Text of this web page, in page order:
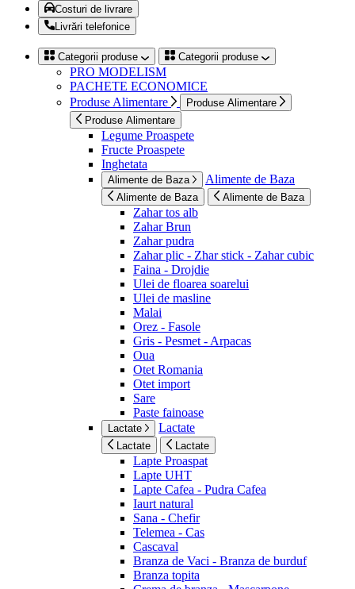
Costuri de livrare
Livrări telefonice
Categorii produse Categorii produse
PRO MODELISM
PACHETE ECONOMICE
Produse Alimentare
Produse Alimentare
Produse Alimentare
Legume Proaspete
Fructe Proaspete
Inghetata
Alimente de Baza Alimente de Baza
Alimente de Baza Alimente de Baza
Zahar tos alb
Zahar Brun
Zahar pudra
Zahar plic - Zhar stick - Zahar cubic
Faina - Drojdie
Ulei de floarea soarelui
Ulei de masline
Malai
Orez - Fasole
Gris - Pesmet - Arpacas
Oua
Otet Romania
Otet import
Sare
Paste fainoase
Lactate Lactate
Lactate Lactate
Lapte Proaspat
Lapte UHT
Lapte Cafea - Pudra Cafea
Iaurt natural
Sana - Chefir
Telemea - Cas
Cascaval
Branza de Vaci - Branza de burduf
Branza topita